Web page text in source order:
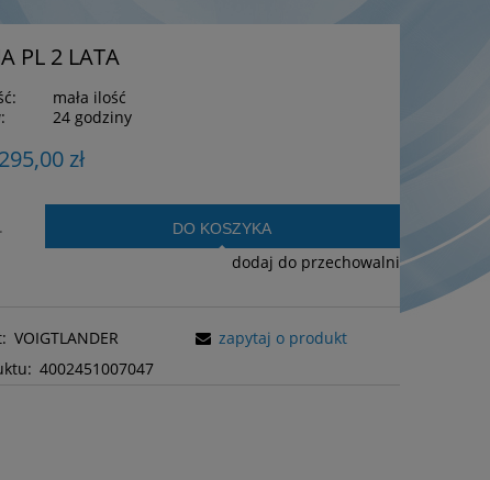
PL 2 LATA
mała ilość
24 godziny
zł
DO KOSZYKA
dodaj do przechowalni
VOIGTLANDER
4002451007047
zapytaj o produkt